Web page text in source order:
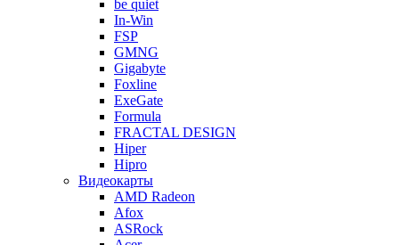
be quiet
In-Win
FSP
GMNG
Gigabyte
Foxline
ExeGate
Formula
FRACTAL DESIGN
Hiper
Hipro
Видеокарты
AMD Radeon
Afox
ASRock